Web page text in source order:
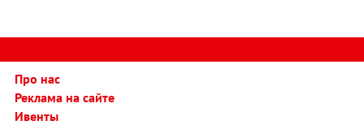
Про нас
Реклама на сайте
Ивенты